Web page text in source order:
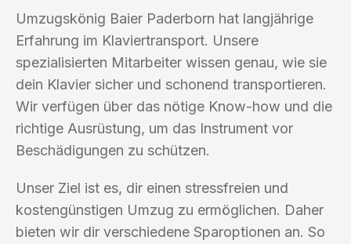
Umzugskönig Baier Paderborn hat langjährige
Erfahrung im Klaviertransport. Unsere
spezialisierten Mitarbeiter wissen genau, wie sie
dein Klavier sicher und schonend transportieren.
Wir verfügen über das nötige Know-how und die
richtige Ausrüstung, um das Instrument vor
Beschädigungen zu schützen.
Unser Ziel ist es, dir einen stressfreien und
kostengünstigen Umzug zu ermöglichen. Daher
bieten wir dir verschiedene Sparoptionen an. So